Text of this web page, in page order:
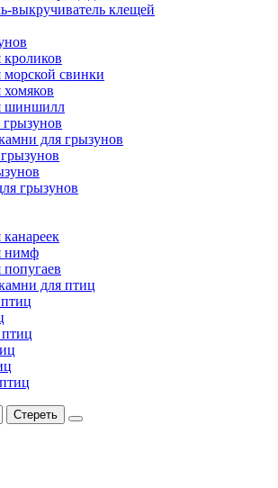
выкручиватель клещей
свинки
шиншилл
для грызунов
грызунов
нимф
для птиц
Стереть